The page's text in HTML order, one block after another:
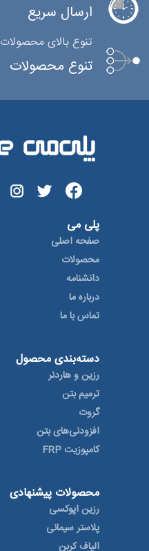
ارسال سریع
تنوع بالای محصولات
تنوع محصولات
پلی می
صفحه اصلی
محصولات
دانشنامه
درباره ما
تماس با ما
دسته‌بندی محصول
رزین و هاردنر
ترمیم بتن
گروت
افزودنی‌های بتن
کامپوزیت FRP
محصولات پیشنهادی
رزین اپوکسی
پلاستر سیمانی
الیاف کربن